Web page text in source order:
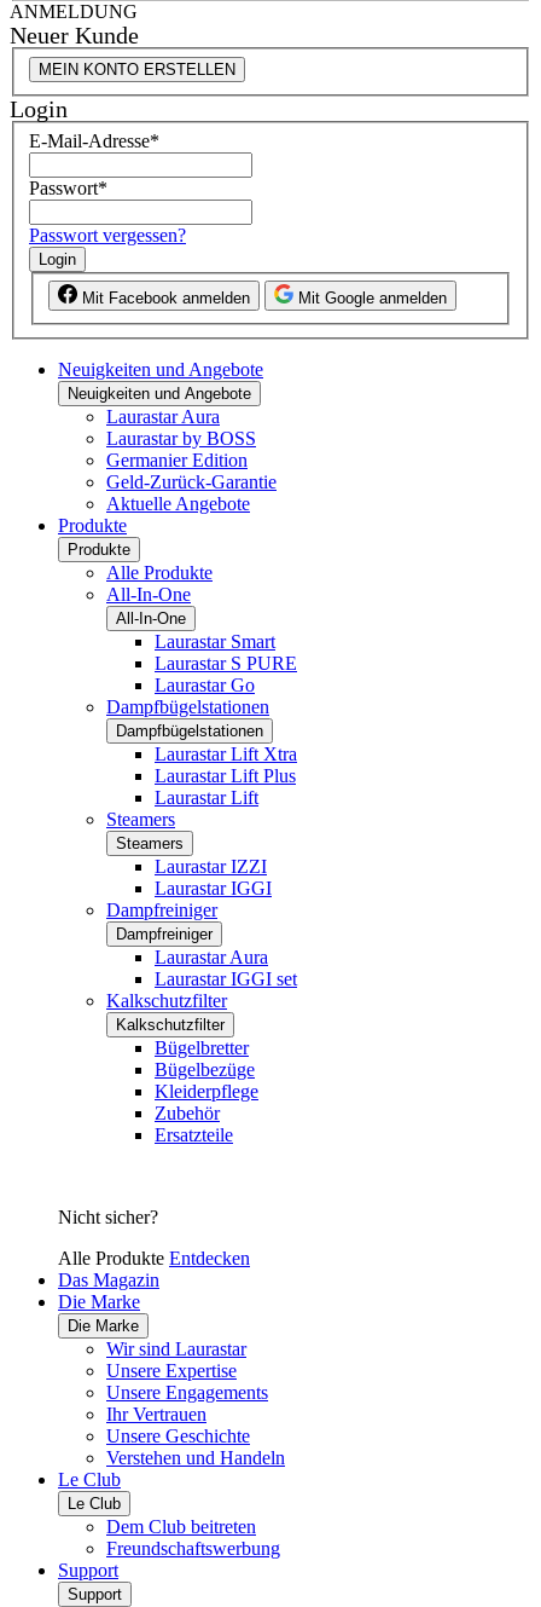
ANMELDUNG
Neuer Kunde
MEIN KONTO ERSTELLEN
Login
E-Mail-Adresse*
Passwort*
Passwort vergessen?
Login
Mit Facebook anmelden Mit Google anmelden
Neuigkeiten und Angebote
Neuigkeiten und Angebote
Laurastar Aura
Laurastar by BOSS
Germanier Edition
Geld-Zurück-Garantie
Aktuelle Angebote
Produkte
Produkte
Alle Produkte
All-In-One
All-In-One
Laurastar Smart
Laurastar S PURE
Laurastar Go
Dampfbügelstationen
Dampfbügelstationen
Laurastar Lift Xtra
Laurastar Lift Plus
Laurastar Lift
Steamers
Steamers
Laurastar IZZI
Laurastar IGGI
Dampfreiniger
Dampfreiniger
Laurastar Aura
Laurastar IGGI set
Kalkschutzfilter
Kalkschutzfilter
Bügelbretter
Bügelbezüge
Kleiderpflege
Zubehör
Ersatzteile
Nicht sicher?
Alle Produkte Entdecken
Das Magazin
Die Marke
Die Marke
Wir sind Laurastar
Unsere Expertise
Unsere Engagements
Ihr Vertrauen
Unsere Geschichte
Verstehen und Handeln
Le Club
Le Club
Dem Club beitreten
Freundschaftswerbung
Support
Support